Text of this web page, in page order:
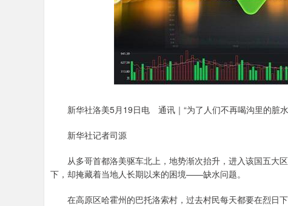
新华社洛美5月19日电 通讯｜“为了人们不再喝沟里的脏
新华社记者司源
从多哥首都洛美驱车北上，地势渐次抬升，进入该国五大
下，却掩藏着当地人长期以来的困境——缺水问题。
在高原区哈霍州的巴托洛索村，过去村民每天都要在烈日